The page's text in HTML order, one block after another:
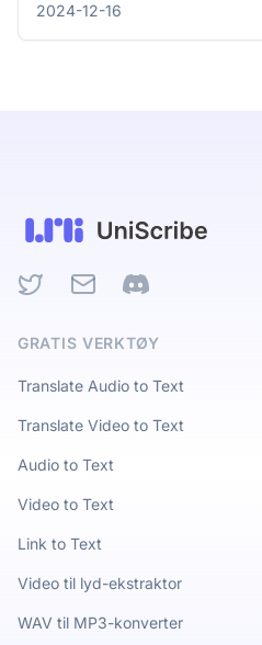
2024-12-16
TwitterEmail Discord
GRATIS VERKTØY
Translate Audio to Text
Translate Video to Text
Audio to Text
Video to Text
Link to Text
Video til lyd-ekstraktor
WAV til MP3-konverter